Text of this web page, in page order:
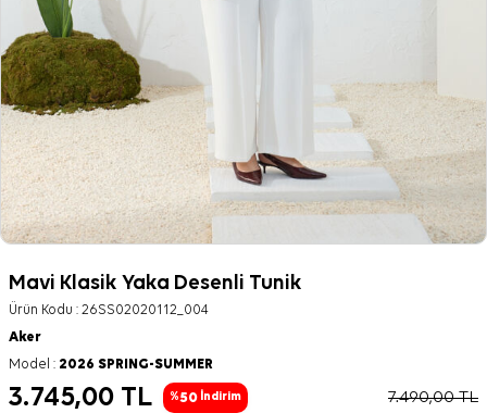
Mavi Klasik Yaka Desenli Tunik
Ürün Kodu : 26SS02020112_004
Aker
Model : 2026 SPRING-SUMMER
3.745,00 TL %50 İndirim 7.490,00TL